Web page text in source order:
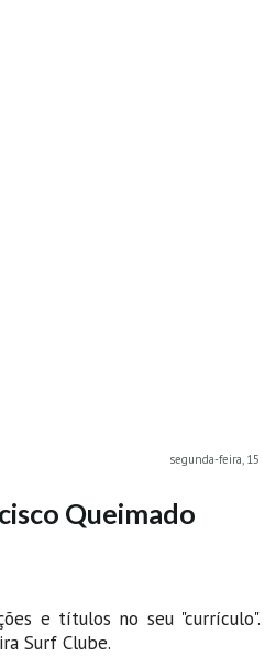
segunda-feira, 15
Queimado
e títulos no seu "currículo".
Surf Clube.